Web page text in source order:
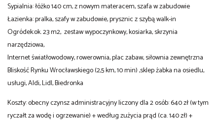
Sypialnia: łóżko 140 cm, z nowym materacem, szafa w zabudowie
Łazienka: pralka, szafy w zabudowie, prysznic z szybą walk-in
Ogródek:ok. 23 m2, zestaw wypoczynkowy, kosiarka, skrzynia
narzędziowa,
Internet światłowodowy, rowerownia, plac zabaw, siłownia zewnętrzna
Bliskość Rynku Wrocławskiego (2,5 km, 10 min) ,sklep żabka na osiedlu,
usługi, Aldi, Lidl, Biedronka
Koszty: obecny czynsz administracyjny liczony dla 2 osób: 640 zł (w tym
ryczałt za wodę i ogrzewanie) + według zużycia prąd (ca. 140 zł) +